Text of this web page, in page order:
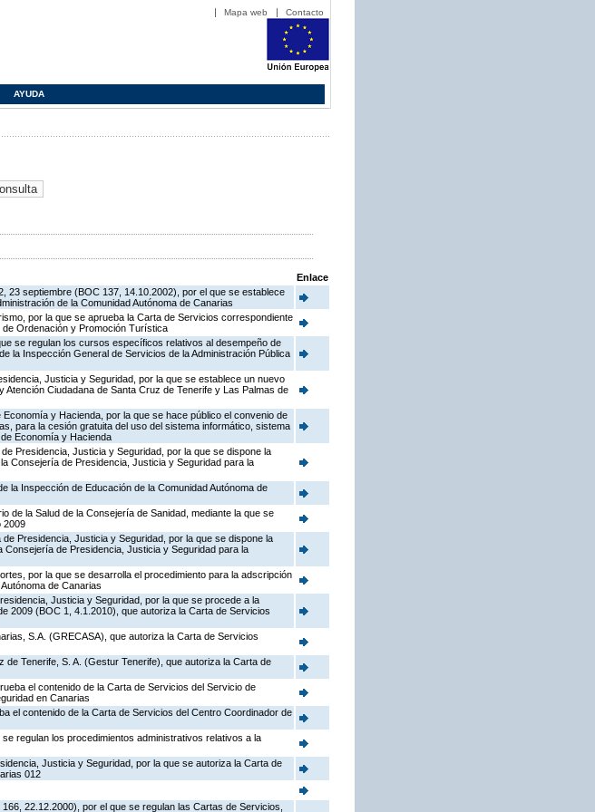
Mapa web Contacto
AYUDA
Enlace
23 septiembre (BOC 137, 14.10.2002), por el que se establece
de la Comunidad Autónoma de Canarias
por la que se aprueba la Carta de Servicios correspondiente
Ordenación y Promoción Turística
se regulan los cursos específicos relativos al desempeño de
la Inspección General de Servicios de la Administración Pública
Justicia y Seguridad, por la que se establece un nuevo
Ciudadana de Santa Cruz de Tenerife y Las Palmas de
y Hacienda, por la que se hace público el convenio de
para la cesión gratuita del uso del sistema informático, sistema
Economía y Hacienda
Presidencia, Justicia y Seguridad, por la que se dispone la
Consejería de Presidencia, Justicia y Seguridad para la
la Inspección de Educación de la Comunidad Autónoma de
de la Salud de la Consejería de Sanidad, mediante la que se
2009
Presidencia, Justicia y Seguridad, por la que se dispone la
de Presidencia, Justicia y Seguridad para la
por la que se desarrolla el procedimiento para la adscripción
de Canarias
Justicia y Seguridad, por la que se procede a la
2009 (BOC 1, 4.1.2010), que autoriza la Carta de Servicios
S.A. (GRECASA), que autoriza la Carta de Servicios
Tenerife, S. A. (Gestur Tenerife), que autoriza la Carta de
el contenido de la Carta de Servicios del Servicio de
en Canarias
el contenido de la Carta de Servicios del Centro Coordinador de
regulan los procedimientos administrativos relativos a la
Justicia y Seguridad, por la que se autoriza la Carta de
012
22.12.2000), por el que se regulan las Cartas de Servicios,